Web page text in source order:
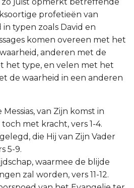
profetieën van
typen zoals David en
komen overeen met het
anderen met de
het type, en velen met het
de waarheid in een anderen
van Zijn komst in
met kracht, vers 1-4.
die Hij van Zijn Vader
5-9.
waarmee de blijde
zal worden, vers 11-12.